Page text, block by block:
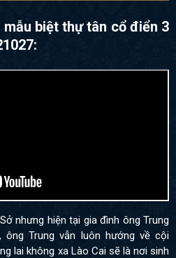
mẫu biệt thự tân cổ điển 3
nhưng hiện tại gia đình ông Trung
Trung vẫn luôn hướng về cội
lai không xa Lào Cai sẽ là nơi sinh